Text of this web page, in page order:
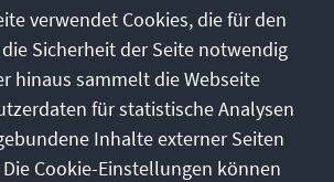
verwendet Cookies, die für den
Sicherheit der Seite notwendig
hinaus sammelt die Webseite
für statistische Analysen
Inhalte externer Seiten
Cookie-Einstellungen können